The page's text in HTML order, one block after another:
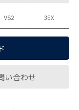
VS2 3EX
い合わせ